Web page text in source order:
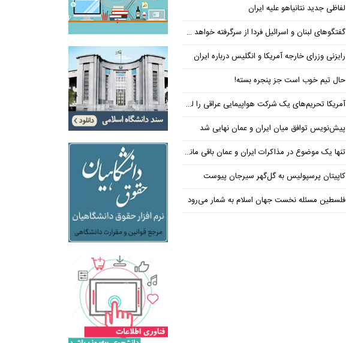
لفاظی جدید نتانیاهو علیه ایران
گفتگوهای لبنان و اسرائیل فردا از سرگرفته خواهد شد!
رایزنی وزرای خارجه آمریکا و انگلیس درباره ایران
حال تیم خوب است جز پنجره بسته!
آمریکا تحریم‌های یک شرکت هواپیمایی عراقی را لغو کرد
پیش‌نویس توافق میان ایران و عمان نهایی شد
تنها یک موضوع در مذاکرات ایران و عمان باقی مانده است
کاپیتان پرسپولیس به گل‌گهر سیرجان پیوست
فلسطین مسئله نخست جهان اسلام به شمار می‌رود